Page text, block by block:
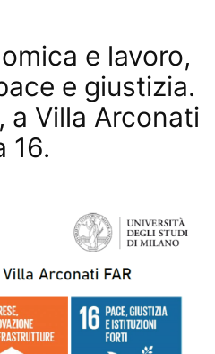
e lavoro,
e giustizia.
a Villa Arconati
16.